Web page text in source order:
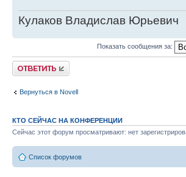
Кулаков Владислав Юрьевич
Показать сообщения за:
Ответить
Вернуться в Novell
КТО СЕЙЧАС НА КОНФЕРЕНЦИИ
Сейчас этот форум просматривают: нет
Список форумов